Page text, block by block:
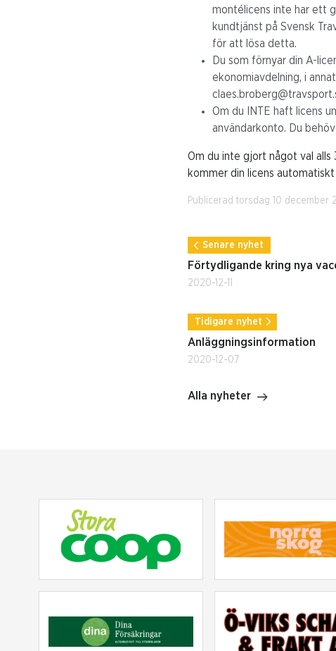
montélicens inte har ett
kundtjänst på Svensk
för att lösa detta.
Du som förnyar din A-
ekonomiavdelning, i
Om du INTE haft licens
användarkonto. Du
Om du inte gjort något val alls
kommer din licens
Publicerad torsdag 10 december
Senare nyhet
Förtydligande kring nya
2020-12-11
Tidigare nyhet
Anläggningsinformation
2020-12-07
Alla nyheter